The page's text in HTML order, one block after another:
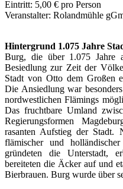
Eintritt: 5,00 € pro Person
Veranstalter: Rolandmühle
Hintergrund 1.075 Jahre
Burg, die über 1.075 Jahre
Besiedlung zur Zeit der
Stadt von Otto dem Großen
Die Ansiedlung war
nordwestlichen Flämings
Das fruchtbare Umland
Regierungsformen
rasanten Aufstieg der
flämischer und
gründeten die Unterstadt,
bereiteten die Äcker auf und
Bierbrauen. Burg wurde über